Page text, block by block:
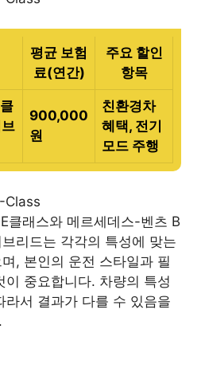
평균 보험
료(연간)
주요 할인
항목
900,000
원
친환경차
혜택, 전기
모드 주행
클래스와 메르세데스-벤츠 B
리드는 각각의 특성에 맞는
, 본인의 운전 스타일과 필
이 중요합니다. 차량의 특성
라서 결과가 다를 수 있음을